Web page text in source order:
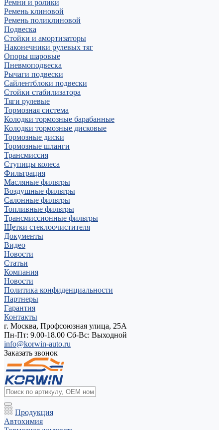
Ремни и ролики
Ремень клиновой
Ремень поликлиновой
Подвеска
Стойки и амортизаторы
Наконечники рулевых тяг
Опоры шаровые
Пневмоподвеска
Рычаги подвески
Сайлентблоки подвески
Стойки стабилизатора
Тяги рулевые
Тормозная система
Колодки тормозные барабанные
Колодки тормозные дисковые
Тормозные диски
Тормозные шланги
Трансмиссия
Ступицы колеса
Фильтрация
Масляные фильтры
Воздушные фильтры
Салонные фильтры
Топливные фильтры
Трансмиссионные фильтры
Щетки стеклоочистителя
Документы
Видео
Новости
Статьи
Компания
Новости
Политика конфиденциальности
Партнеры
Гарантия
Контакты
г. Москва, Профсоюзная улица, 25А
Пн-Пт: 9.00-18.00 Cб-Вс: Выходной
info@korwin-auto.ru
Заказать звонок
Продукция
Автохимия